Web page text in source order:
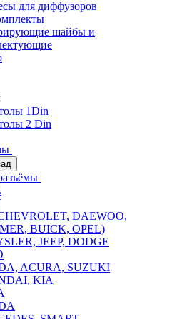
для диффузоров
шайбы и
1Din
2 Din
DAEWOO,
BUICK, OPEL)
JEEP, DODGE
ACURA, SUZUKI
KIA